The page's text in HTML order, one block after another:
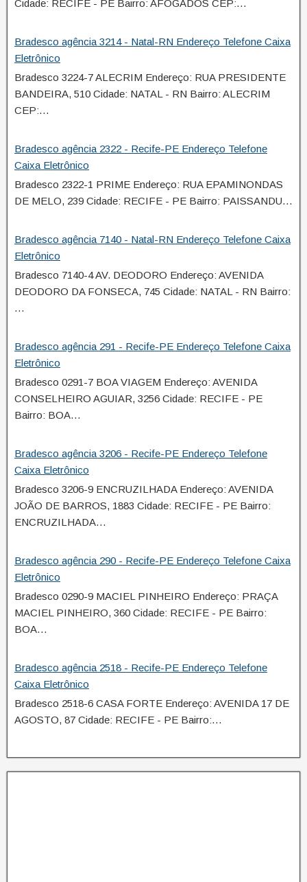
Cidade: RECIFE - PE Bairro: AFOGADOS CEP:…
Bradesco agência 3214 - Natal-RN Endereço Telefone Caixa
Eletrônico
Bradesco 3224-7 ALECRIM Endereço: RUA PRESIDENTE
BANDEIRA, 510 Cidade: NATAL - RN Bairro: ALECRIM
CEP:…
Bradesco agência 2322 - Recife-PE Endereço Telefone
Caixa Eletrônico
Bradesco 2322-1 PRIME Endereço: RUA EPAMINONDAS
DE MELO, 239 Cidade: RECIFE - PE Bairro: PAISSANDU…
Bradesco agência 7140 - Natal-RN Endereço Telefone Caixa
Eletrônico
Bradesco 7140-4 AV. DEODORO Endereço: AVENIDA
DEODORO DA FONSECA, 745 Cidade: NATAL - RN Bairro:
…
Bradesco agência 291 - Recife-PE Endereço Telefone Caixa
Eletrônico
Bradesco 0291-7 BOA VIAGEM Endereço: AVENIDA
CONSELHEIRO AGUIAR, 3256 Cidade: RECIFE - PE
Bairro: BOA…
Bradesco agência 3206 - Recife-PE Endereço Telefone
Caixa Eletrônico
Bradesco 3206-9 ENCRUZILHADA Endereço: AVENIDA
JOÃO DE BARROS, 1883 Cidade: RECIFE - PE Bairro:
ENCRUZILHADA…
Bradesco agência 290 - Recife-PE Endereço Telefone Caixa
Eletrônico
Bradesco 0290-9 MACIEL PINHEIRO Endereço: PRAÇA
MACIEL PINHEIRO, 360 Cidade: RECIFE - PE Bairro:
BOA…
Bradesco agência 2518 - Recife-PE Endereço Telefone
Caixa Eletrônico
Bradesco 2518-6 CASA FORTE Endereço: AVENIDA 17 DE
AGOSTO, 87 Cidade: RECIFE - PE Bairro:…